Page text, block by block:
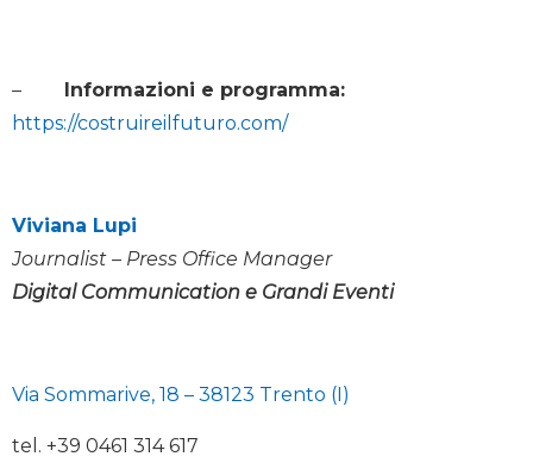
– Informazioni e programma:
https://costruireilfuturo.com/
Viviana Lupi
Journalist – Press Office Manager
Digital Communication e Grandi Eventi
Via Sommarive, 18 – 38123 Trento (I)
tel. +39 0461 314 617